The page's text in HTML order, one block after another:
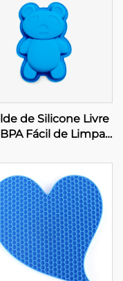
de Silicone Livre
Fácil de Limpar
para
de Bolo e Sabão
para Uso
Padaria e Velas